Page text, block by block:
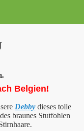
Belgien!
Debby dieses tolle
braunes Stutfohlen